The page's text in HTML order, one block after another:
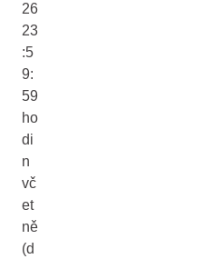
26
23
:5
9:
59
ho
di
n
vč
et
ně
(d